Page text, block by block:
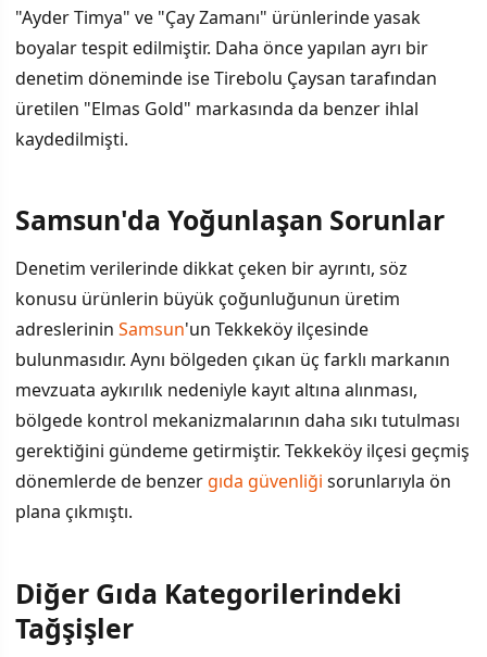
"Ayder Timya" ve "Çay Zamanı" ürünlerinde yasak
boyalar tespit edilmiştir. Daha önce yapılan ayrı bir
denetim döneminde ise Tirebolu Çaysan tarafından
üretilen "Elmas Gold" markasında da benzer ihlal
kaydedilmişti.
İÇINDEKILER
Samsun'da Yoğunlaşan Sorunlar
Diğer Gıda Kategorilerindeki Tağşişler
Bilinmesi Gerekenler
Bakanlığın Mücadele Stratejisi
Samsun'da Yoğunlaşan Sorunlar
Denetim verilerinde dikkat çeken bir ayrıntı, söz
konusu ürünlerin büyük çoğunluğunun üretim
adreslerinin Samsun'un Tekkeköy ilçesinde
bulunmasıdır. Aynı bölgeden çıkan üç farklı markanın
mevzuata aykırılık nedeniyle kayıt altına alınması,
bölgede kontrol mekanizmalarının daha sıkı tutulması
gerektiğini gündeme getirmiştir. Tekkeköy ilçesi geçmiş
dönemlerde de benzer gıda güvenliği sorunlarıyla ön
plana çıkmıştı.
Diğer Gıda Kategorilerindeki
Tağşişler